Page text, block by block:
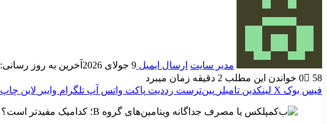
مدیر سایت ارسال ایمیل 9 جولای 2026
آخرین به روز رسانی: 9 جولای 2026
0
58
خواندن این مطلب 2 دقیقه زمان میبرد
فیس بوک X لینکدین ‫تامبلر ‫پین‌ترست ‫رددیت پاکت واتس آپ تلگرام وایبر لاین چاپ